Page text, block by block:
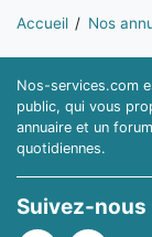
Vous êtes ici:
Accueil Nos
Nos-services.com
public, qui vous
annuaire et un
quotidiennes.
Suivez-nous